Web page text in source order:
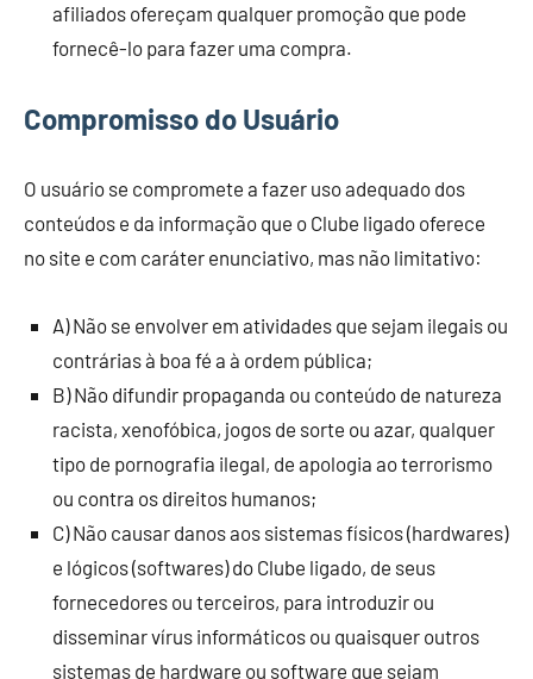
afiliados ofereçam qualquer promoção que pode
fornecê-lo para fazer uma compra.
Compromisso do Usuário
O usuário se compromete a fazer uso adequado dos
conteúdos e da informação que o Clube ligado oferece
no site e com caráter enunciativo, mas não limitativo:
A) Não se envolver em atividades que sejam ilegais ou
contrárias à boa fé a à ordem pública;
B) Não difundir propaganda ou conteúdo de natureza
racista, xenofóbica, jogos de sorte ou azar, qualquer
tipo de pornografia ilegal, de apologia ao terrorismo
ou contra os direitos humanos;
C) Não causar danos aos sistemas físicos (hardwares)
e lógicos (softwares) do Clube ligado, de seus
fornecedores ou terceiros, para introduzir ou
disseminar vírus informáticos ou quaisquer outros
sistemas de hardware ou software que sejam